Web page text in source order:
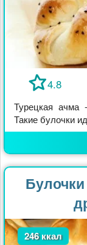
4.8
Турецкая ачма
Такие булочки
246 ккал